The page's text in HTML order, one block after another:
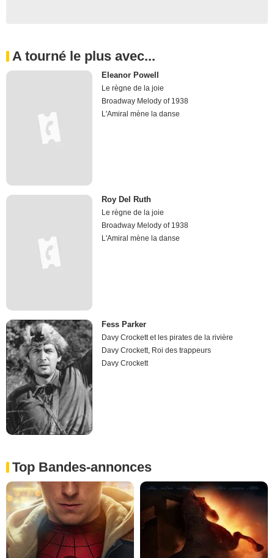
A tourné le plus avec...
Eleanor Powell
Le règne de la joie
Broadway Melody of 1938
L'Amiral mène la danse
Roy Del Ruth
Le règne de la joie
Broadway Melody of 1938
L'Amiral mène la danse
Fess Parker
Davy Crockett et les pirates de la rivière
Davy Crockett, Roi des trappeurs
Davy Crockett
Top Bandes-annonces